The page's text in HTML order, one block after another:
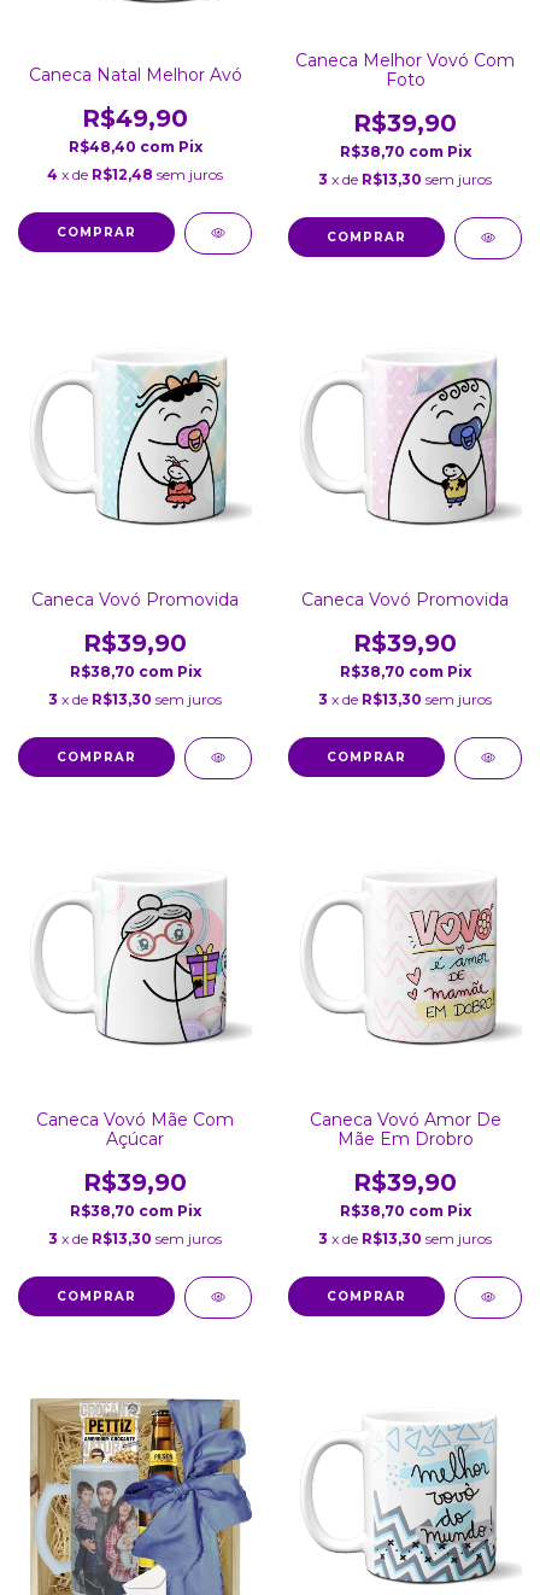
Caneca Natal Melhor Avó
R$49,90
R$48,40 com Pix
4 x de R$12,48 sem juros
COMPRAR
Caneca Melhor Vovó Com
Foto
R$39,90
R$38,70 com Pix
3 x de R$13,30 sem juros
COMPRAR
Caneca Vovó Promovida
R$39,90
R$38,70 com Pix
3 x de R$13,30 sem juros
COMPRAR
Caneca Vovó Promovida
R$39,90
R$38,70 com Pix
3 x de R$13,30 sem juros
COMPRAR
Caneca Vovó Mãe Com
Açúcar
R$39,90
R$38,70 com Pix
3 x de R$13,30 sem juros
COMPRAR
Caneca Vovó Amor De
Mãe Em Drobro
R$39,90
R$38,70 com Pix
3 x de R$13,30 sem juros
COMPRAR